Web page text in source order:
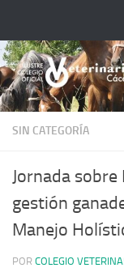
SIN CATEGORÍA
Jornada
gestión
Manejo
POR COLEGIO